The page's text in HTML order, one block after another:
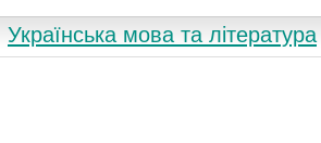
Українська мова та література